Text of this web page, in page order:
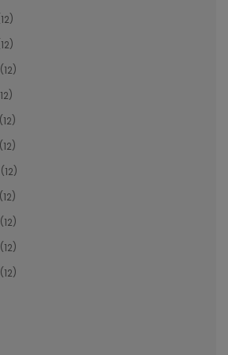
12
12
12
12
12
12
12
12
12
12
12